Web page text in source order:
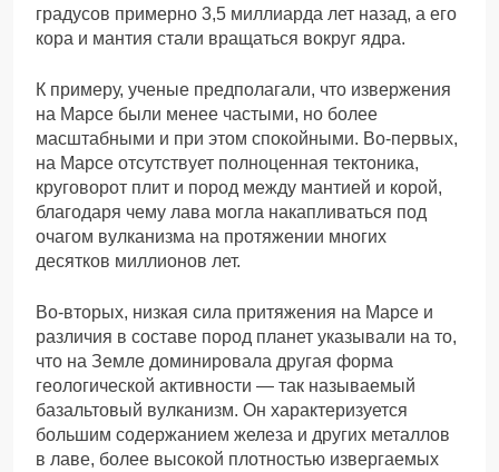
градусов примерно 3,5 миллиарда лет назад, а его
кора и мантия стали вращаться вокруг ядра.
К примеру, ученые предполагали, что извержения
на Марсе были менее частыми, но более
масштабными и при этом спокойными. Во-первых,
на Марсе отсутствует полноценная тектоника,
круговорот плит и пород между мантией и корой,
благодаря чему лава могла накапливаться под
очагом вулканизма на протяжении многих
десятков миллионов лет.
Во-вторых, низкая сила притяжения на Марсе и
различия в составе пород планет указывали на то,
что на Земле доминировала другая форма
геологической активности — так называемый
базальтовый вулканизм. Он характеризуется
большим содержанием железа и других металлов
в лаве, более высокой плотностью извергаемых